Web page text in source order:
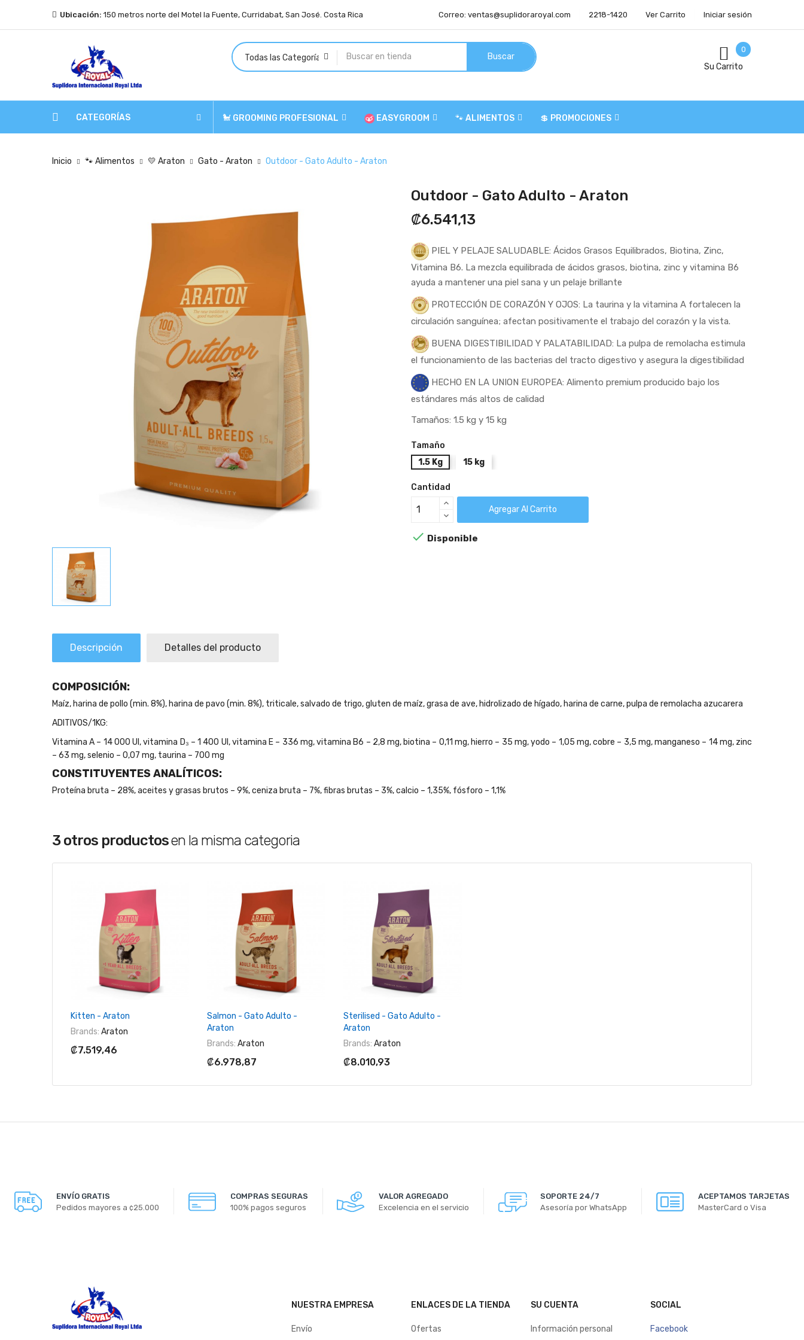
Ubicación: 150 metros norte del Motel la Fuente, Curridabat, San José. Costa Rica Iniciar sesión
Ver Carrito
2218-1420
Correo: ventas@suplidoraroyal.com
Buscar
0
Su Carrito
CATEGORÍAS 🐩 GROOMING PROFESIONAL EASYGROOM 🐾 ALIMENTOS 💲 PROMOCIONES
Inicio 🐾 Alimentos 💛 Araton Gato - Araton Outdoor - Gato Adulto - Araton
Outdoor - Gato Adulto - Araton
₡6.541,13
PIEL Y PELAJE SALUDABLE: Ácidos Grasos Equilibrados, Biotina, Zinc,
Vitamina B6. La mezcla equilibrada de ácidos grasos, biotina, zinc y vitamina B6
ayuda a mantener una piel sana y un pelaje brillante
PROTECCIÓN DE CORAZÓN Y OJOS: La taurina y la vitamina A fortalecen la
circulación sanguínea; afectan positivamente el trabajo del corazón y la vista.
BUENA DIGESTIBILIDAD Y PALATABILIDAD: La pulpa de remolacha estimula
el funcionamiento de las bacterias del tracto digestivo y asegura la digestibilidad
HECHO EN LA UNION EUROPEA: Alimento premium producido bajo los
estándares más altos de calidad
Tamaños: 1.5 kg y 15 kg
Tamaño
1.5 Kg
15 kg
Cantidad
Agregar Al Carrito
 Disponible
Descripción Detalles del producto
COMPOSICIÓN:
Maíz, harina de pollo (min. 8%), harina de pavo (min. 8%), triticale, salvado de trigo, gluten de maíz, grasa de ave, hidrolizado de hígado, harina de carne, pulpa de remolacha azucarera
ADITIVOS/1KG:
Vitamina A – 14 000 UI, vitamina D₃ – 1 400 UI, vitamina E – 336 mg, vitamina B6 – 2,8 mg, biotina – 0,11 mg, hierro – 35 mg, yodo – 1,05 mg, cobre – 3,5 mg, manganeso – 14 mg, zinc
– 63 mg, selenio – 0,07 mg, taurina – 700 mg
CONSTITUYENTES ANALÍTICOS:
Proteína bruta – 28%, aceites y grasas brutos – 9%, ceniza bruta – 7%, fibras brutas – 3%, calcio – 1,35%, fósforo – 1,1%
3 otros productosen la misma categoria
+ Agregar Al Carrito
Kitten - Araton
Brands: Araton
₡7.519,46
+ Agregar Al Carrito
Salmon - Gato Adulto -
Araton
Brands: Araton
₡6.978,87
+ Agregar Al Carrito
Sterilised - Gato Adulto -
Araton
Brands: Araton
₡8.010,93
ENVÍO GRATIS
Pedidos mayores a ¢25.000
COMPRAS SEGURAS
100% pagos seguros
VALOR AGREGADO
Excelencia en el servicio
SOPORTE 24/7
Asesoría por WhatsApp
ACEPTAMOS TARJETAS
MasterCard o Visa
NUESTRA EMPRESA
Envío
ENLACES DE LA TIENDA
Ofertas
SU CUENTA
Información personal
SOCIAL
Facebook